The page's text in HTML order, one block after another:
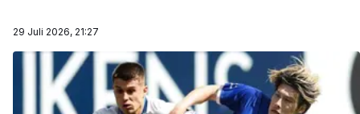
29 Juli 2026, 21:27